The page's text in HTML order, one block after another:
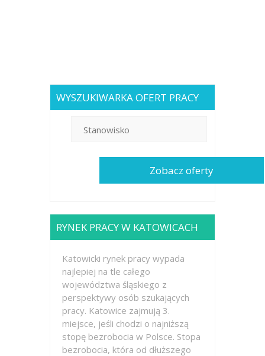
WYSZUKIWARKA OFERT PRACY
RYNEK PRACY W KATOWICACH
Katowicki rynek pracy wypada
najlepiej na tle całego
województwa śląskiego z
perspektywy osób szukających
pracy. Katowice zajmują 3.
miejsce, jeśli chodzi o najniższą
stopę bezrobocia w Polsce. Stopa
bezrobocia, która od dłuższego